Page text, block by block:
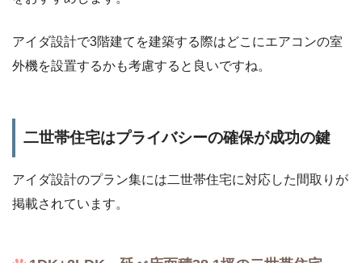
アイダ設計で3階建てを建築する際はどこにエアコンの室
外機を設置するかも考慮すると良いですね。
二世帯住宅はプライバシーの確保が成功の鍵
アイダ設計のプラン集には二世帯住宅に対応した間取りが
掲載されています。